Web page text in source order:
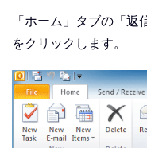
「ホーム」タブの「
をクリックします。